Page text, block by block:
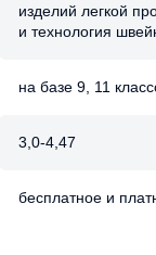
изделий легкой
и технология
на базе 9, 11
3,0-4,47
бесплатное и